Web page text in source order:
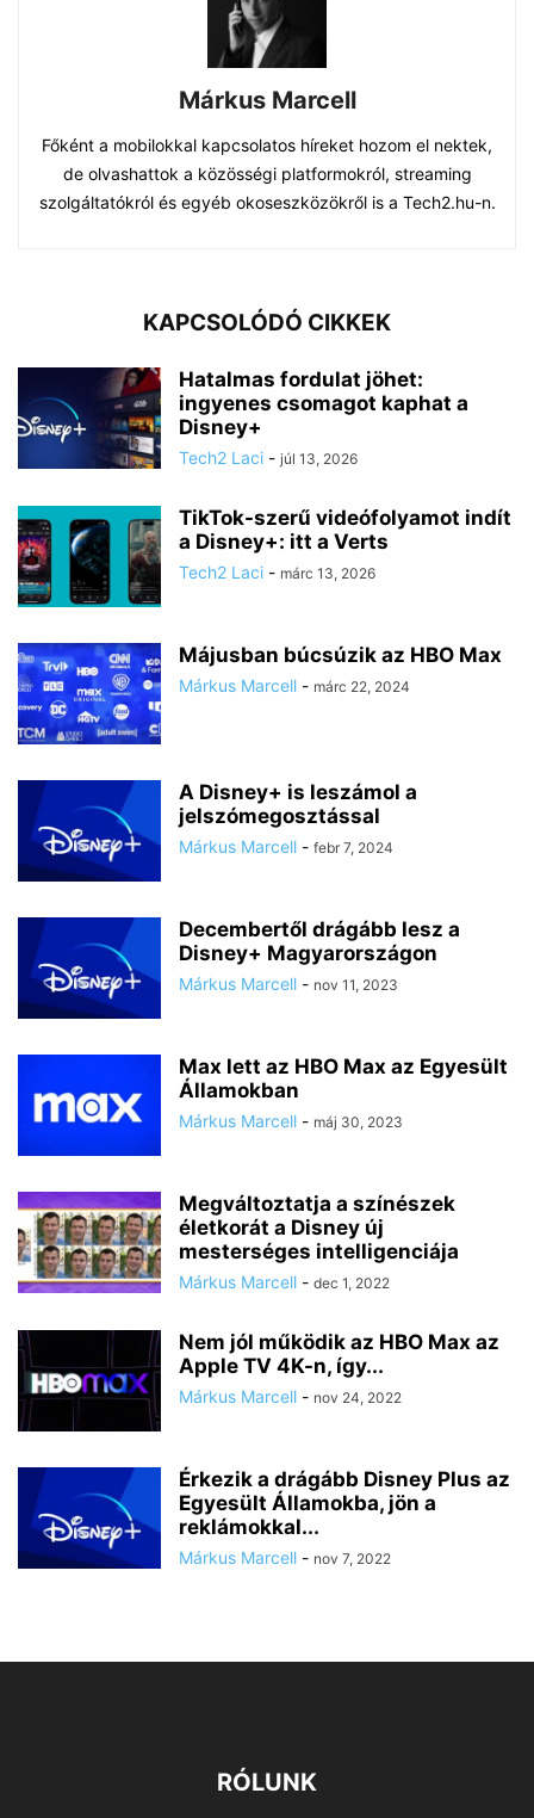
Márkus Marcell
Főként a mobilokkal kapcsolatos híreket hozom el nektek,
de olvashattok a közösségi platformokról, streaming
szolgáltatókról és egyéb okoseszközökről is a Tech2.hu-n.
KAPCSOLÓDÓ CIKKEK
Hatalmas fordulat jöhet:
ingyenes csomagot kaphat a
Disney+
Tech2 Laci - júl 13, 2026
TikTok-szerű videófolyamot indít
a Disney+: itt a Verts
Tech2 Laci - márc 13, 2026
Májusban búcsúzik az HBO Max
Márkus Marcell - márc 22, 2024
A Disney+ is leszámol a
jelszómegosztással
Márkus Marcell - febr 7, 2024
Decembertől drágább lesz a
Disney+ Magyarországon
Márkus Marcell - nov 11, 2023
Max lett az HBO Max az Egyesült
Államokban
Márkus Marcell - máj 30, 2023
Megváltoztatja a színészek
életkorát a Disney új
mesterséges intelligenciája
Márkus Marcell - dec 1, 2022
Nem jól működik az HBO Max az
Apple TV 4K-n, így...
Márkus Marcell - nov 24, 2022
Érkezik a drágább Disney Plus az
Egyesült Államokba, jön a
reklámokkal...
Márkus Marcell - nov 7, 2022
RÓLUNK